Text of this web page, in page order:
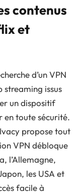
contenus
et
d’un VPN
streaming issus
un dispositif
en toute sécurité.
propose tout
VPN débloque
l’Allemagne,
les USA et
facile à